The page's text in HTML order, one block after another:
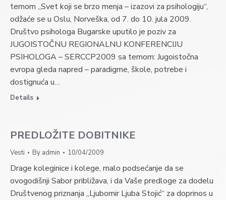
temom „Svet koji se brzo menja – izazovi za psihologiju“,
odžaće se u Oslu, Norveška, od 7. do 10. jula 2009.
Društvo psihologa Bugarske uputilo je poziv za
JUGOISTOČNU REGIONALNU KONFERENCIJU
PSIHOLOGA – SERCCP2009 sa temom: Jugoistočna
evropa gleda napred – paradigme, škole, potrebe i
dostignuća u…
Details
PREDLOŽITE DOBITNIKE
Vesti By admin 10/04/2009
Drage koleginice i kolege, malo podsećanje da se
ovogodišnji Sabor približava, i da Vaše predloge za dodelu
Društvenog priznanja „Ljubomir Ljuba Stojić“ za doprinos u